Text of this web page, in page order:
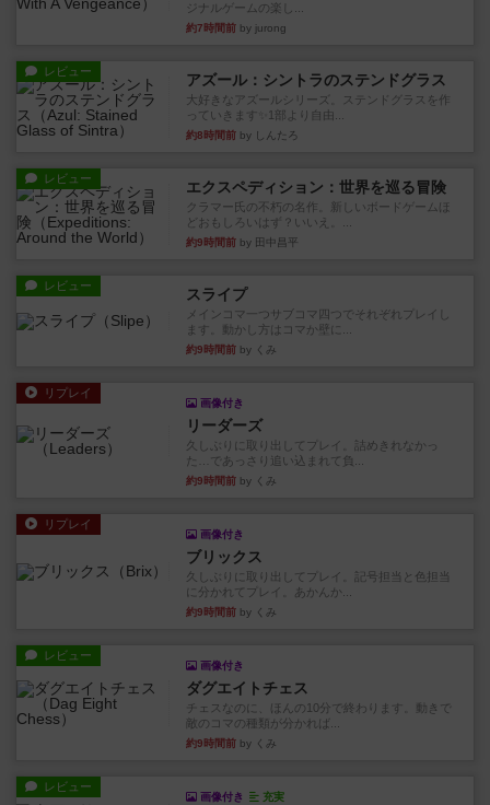
ジナルゲームの楽し...
約7時間前 by jurong
レビュー アズール：シントラのステンドグラス
大好きなアズールシリーズ。ステンドグラスを作
っていきます✨1部より自由...
約8時間前 by しんたろ
レビュー エクスペディション：世界を巡る冒険
クラマー氏の不朽の名作。新しいボードゲームほ
どおもしろいはず？いいえ。...
約9時間前 by 田中昌平
レビュー スライプ
メインコマ一つサブコマ四つでそれぞれプレイし
ます。動かし方はコマか壁に...
約9時間前 by くみ
リプレイ
画像付き
リーダーズ
久しぶりに取り出してプレイ。詰めきれなかっ
た…であっさり追い込まれて負...
約9時間前 by くみ
リプレイ
画像付き
ブリックス
久しぶりに取り出してプレイ。記号担当と色担当
に分かれてプレイ。あかんか...
約9時間前 by くみ
レビュー
画像付き
ダグエイトチェス
チェスなのに、ほんの10分で終わります。動きで
敵のコマの種類が分かれば...
約9時間前 by くみ
レビュー
画像付き 充実